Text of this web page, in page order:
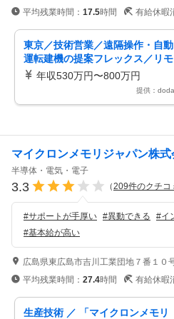
平均残業時間： 17.5時間 有給休暇
東京／技術営業／遠隔操作・自動
運転建機の提案フレックス／リモ
ートワークあり
年収530万円〜800万円
提供：doda
マイクロンメモリジャパン株式
半導体・電気・電子
3.3 （209件のクチコ
#サポートが手厚い #異動できる #イ
#基本給が高い
広島県東広島市吉川工業団地７番１０
平均残業時間： 27.4時間 有給休暇
生産技術 ／ 「マイクロンメモリ